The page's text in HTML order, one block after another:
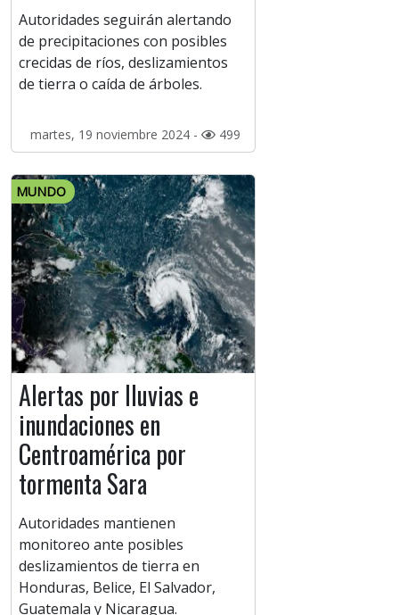
Autoridades seguirán alertando
de precipitaciones con posibles
crecidas de ríos, deslizamientos
de tierra o caída de árboles.
martes, 19 noviembre 2024 - 499
MUNDO
Alertas por lluvias e
inundaciones en
Centroamérica por
tormenta Sara
Autoridades mantienen
monitoreo ante posibles
deslizamientos de tierra en
Honduras, Belice, El Salvador,
Guatemala y Nicaragua.